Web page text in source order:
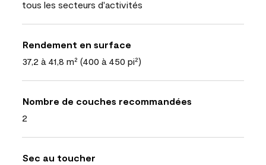
tous les secteurs d'activités
Rendement en surface
37,2 à 41,8 m² (400 à 450 pi²)
Nombre de couches recommandées
2
Sec au toucher